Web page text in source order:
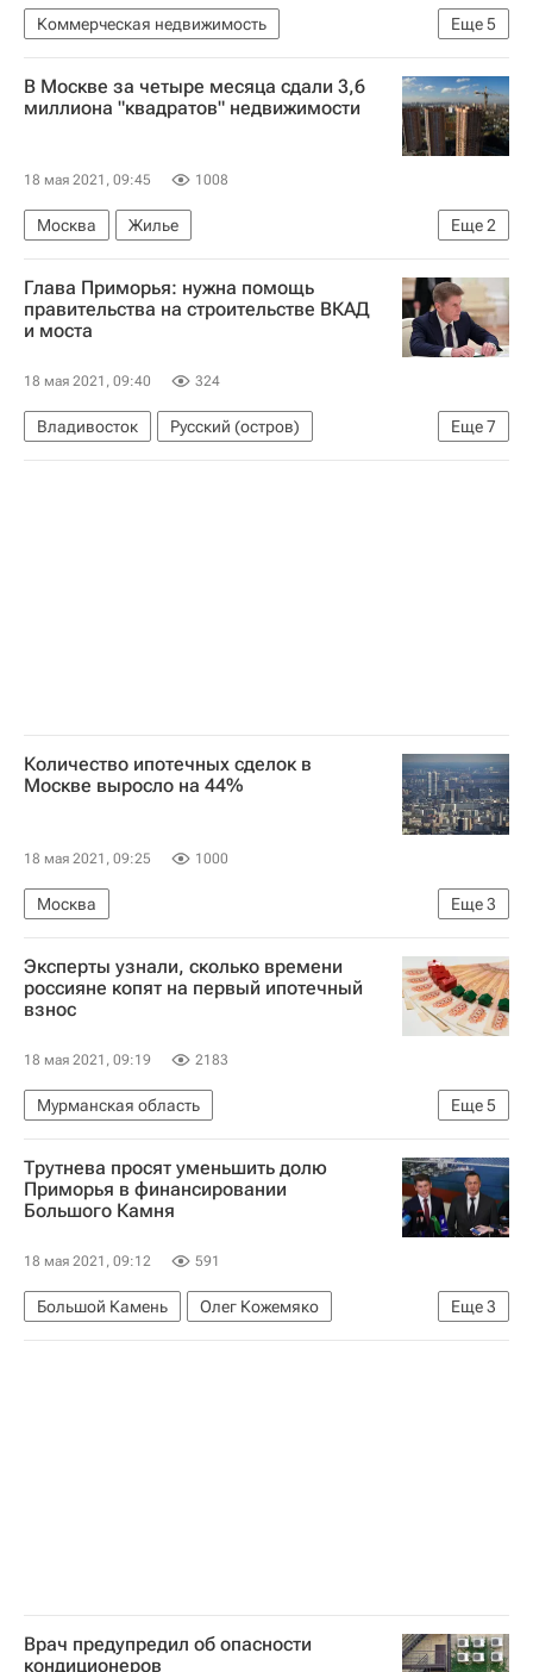
Еще5
Коммерческая недвижимость
Санкт-Петербург
Финляндия
Пулково (аэропорт)
Офисы
В Москве за четыре месяца сдали 3,6
миллиона "квадратов" недвижимости
18 мая 2021, 09:45 1008
Еще2
Москва
Жилье
Департамент градостроительной политики г. Москвы
Строительство
Глава Приморья: нужна помощь
правительства на строительстве ВКАД
и моста
18 мая 2021, 09:40 324
Еще7
Владивосток
Русский (остров)
Владимир Путин
Юрий Трутнев
Количество ипотечных сделок в
Москве выросло на 44%
18 мая 2021, 09:25 1000
Еще3
Москва
Федеральная служба государственной регистрации, кадастра и картографии (Росреестр)
Ипотека
Жилье
Эксперты узнали, сколько времени
россияне копят на первый ипотечный
взнос
18 мая 2021, 09:19 2183
Еще5
Мурманская область
Московская область (Подмосковье)
Ипотека
Москва
Жилье Регионы
Трутнева просят уменьшить долю
Приморья в финансировании
Большого Камня
18 мая 2021, 09:12 591
Еще3
Большой Камень
Олег Кожемяко
Михаил Мишустин
Россия
Врач предупредил об опасности
кондиционеров